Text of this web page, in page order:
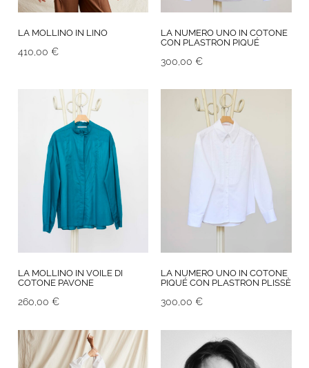
LA MOLLINO IN LINO
410,00 €
LA NUMERO UNO IN COTONE
CON PLASTRON PIQUÉ
300,00 €
LA MOLLINO IN VOILE DI
COTONE PAVONE
260,00 €
LA NUMERO UNO IN COTONE
PIQUÉ CON PLASTRON PLISSÈ
300,00 €